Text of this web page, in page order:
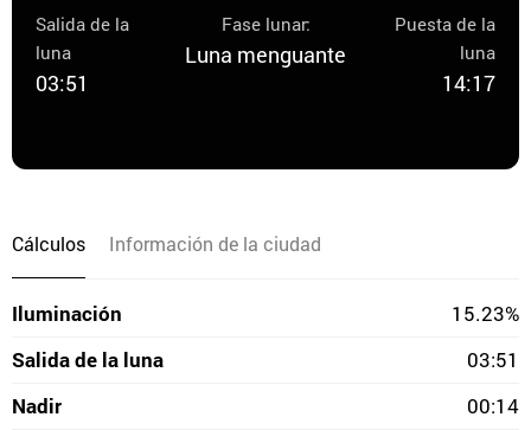
Salida de la
luna
03:51
Fase lunar:
Luna menguante
Puesta de la
luna
14:17
Cálculos Información de la ciudad
Iluminación
15.23%
Salida de la luna
03:51
Nadir
00:14